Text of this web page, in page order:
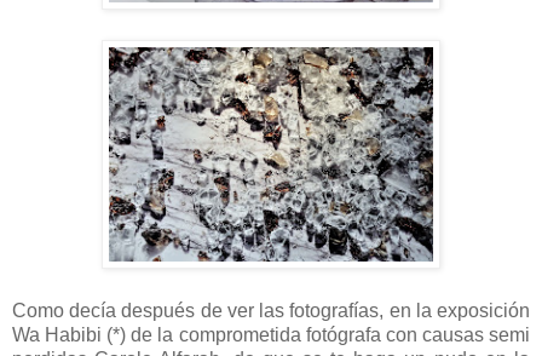
Como decía después de ver las fotografías, en la exposición
Wa Habibi (*) de la comprometida fotógrafa con causas semi